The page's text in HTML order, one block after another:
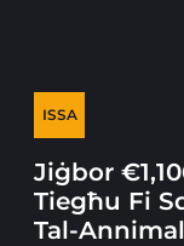
ISSA
Jiġbor
Tiegħu Fi
Tal-